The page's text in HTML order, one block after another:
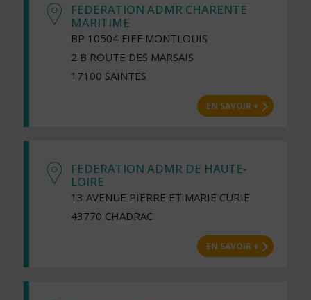
FEDERATION ADMR CHARENTE
MARITIME
BP 10504 FIEF MONTLOUIS
2 B ROUTE DES MARSAIS
17100 SAINTES
EN SAVOIR +
FEDERATION ADMR DE HAUTE-
LOIRE
13 AVENUE PIERRE ET MARIE CURIE
43770 CHADRAC
EN SAVOIR +